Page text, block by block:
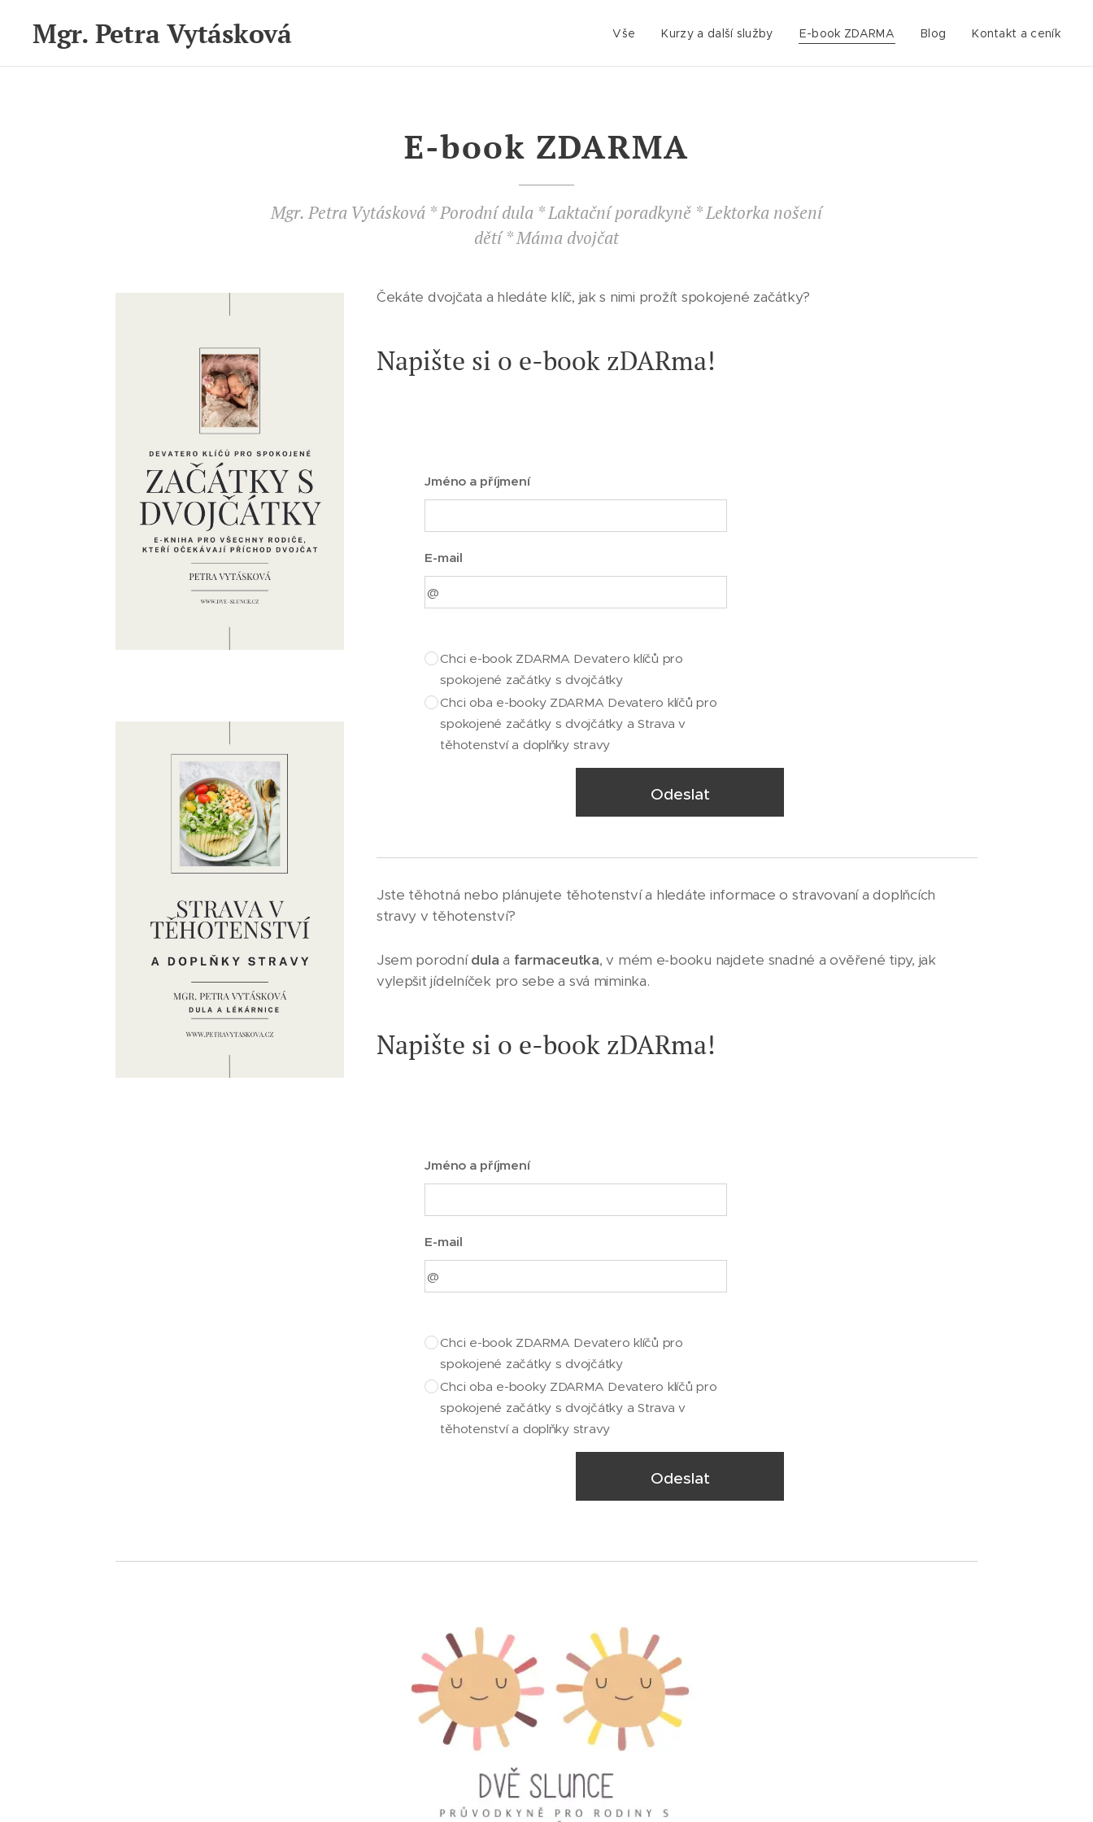
Mgr. Petra Vytásková Vše Kurzy a další služby E-book ZDARMA Blog Kontakt a ceník
E-book ZDARMA
Mgr. Petra Vytásková * Porodnídula * Laktační poradkyně *Lektorka nošení
dětí * Máma dvojčat
Čekáte dvojčata a hledáte klíč, jak s nimi prožít spokojené začátky?
Napište si o e-book zDARma!
Jméno a příjmení
E-mail
Chci e-book ZDARMA Devatero klíčů pro
spokojené začátky s dvojčátky
Chci oba e-booky ZDARMA Devatero klíčů pro
spokojené začátky s dvojčátky a Strava v
těhotenství a doplňky stravy
Odeslat
Jste těhotná nebo plánujete těhotenství a hledáte informace o stravovaní a doplňcích
stravy v těhotenství?
Jsem porodnídula a farmaceutka, v mém e-booku najdete snadné a ověřené tipy, jak
vylepšit jídelníček pro sebe a svá miminka.
Napište si o e-book zDARma!
Jméno a příjmení
E-mail
Chci e-book ZDARMA Devatero klíčů pro
spokojené začátky s dvojčátky
Chci oba e-booky ZDARMA Devatero klíčů pro
spokojené začátky s dvojčátky a Strava v
těhotenství a doplňky stravy
Odeslat